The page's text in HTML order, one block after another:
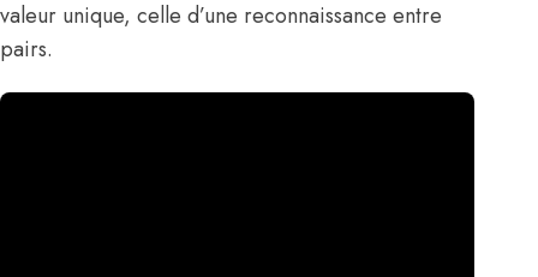
valeur unique, celle d’une reconnaissance entre
pairs.